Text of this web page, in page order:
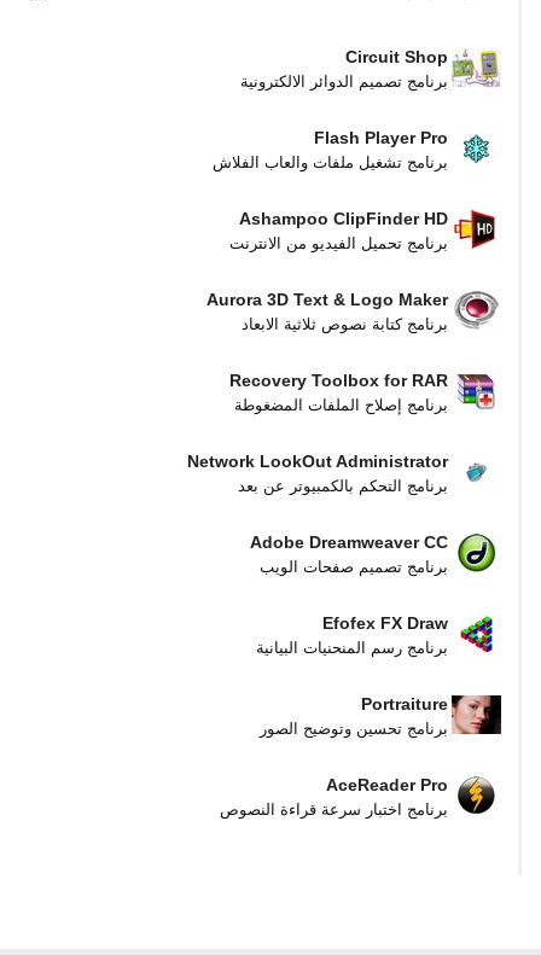
Circuit Shop
برنامج تصميم الدوائر الالكترونية
Flash Player Pro
برنامج تشغيل ملفات والعاب الفلاش
Ashampoo ClipFinder HD
برنامج تحميل الفيديو من الانترنت
Aurora 3D Text & Logo Maker
برنامج كتابة نصوص ثلاثية الابعاد
Recovery Toolbox for RAR
برنامج إصلاح الملفات المضغوطة
Network LookOut Administrator
برنامج التحكم بالكمبيوتر عن بعد
Adobe Dreamweaver CC
برنامج تصميم صفحات الويب
Efofex FX Draw
برنامج رسم المنحنيات البيانية
Portraiture
برنامج تحسين وتوضيح الصور
AceReader Pro
برنامج اختبار سرعة قراءة النصوص